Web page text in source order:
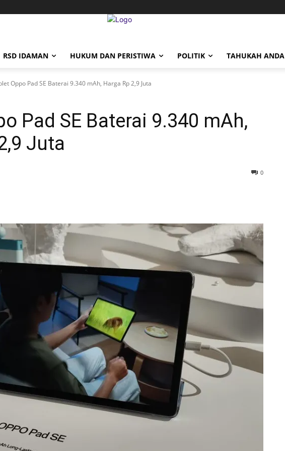
RSD IDAMAN HUKUM DAN PERISTIWA POLITIK TAHUKAH ANDA
Oppo Pad SE Baterai 9.340 mAh, Harga Rp 2,9 Juta
Pad SE Baterai 9.340 mAh,
Juta
0